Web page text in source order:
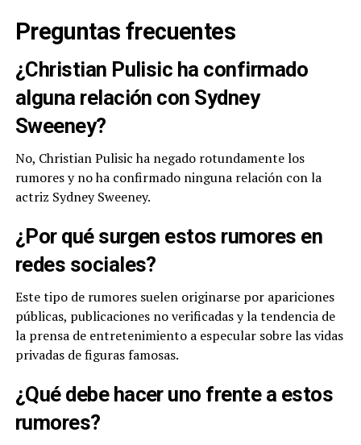
Preguntas frecuentes
¿Christian Pulisic ha confirmado
alguna relación con Sydney
Sweeney?
No, Christian Pulisic ha negado rotundamente los
rumores y no ha confirmado ninguna relación con la
actriz Sydney Sweeney.
¿Por qué surgen estos rumores en
redes sociales?
Este tipo de rumores suelen originarse por apariciones
públicas, publicaciones no verificadas y la tendencia de
la prensa de entretenimiento a especular sobre las vidas
privadas de figuras famosas.
¿Qué debe hacer uno frente a estos
rumores?